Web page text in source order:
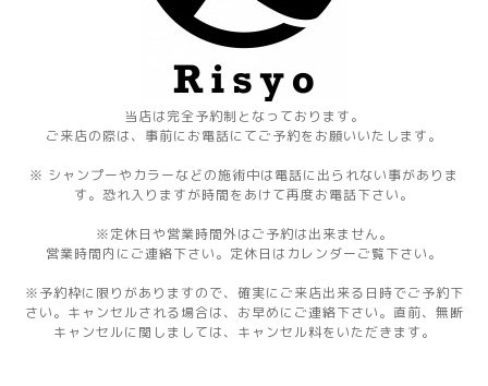
当店は完全予約制となっております。
ご来店の際は、事前にお電話にてご予約をお願いいたします。
※ シャンプーやカラーなどの施術中は電話に出られない事がありま
す。恐れ入りますが時間をあけて再度お電話下さい。
※定休日や営業時間外はご予約は出来ません。
営業時間内にご連絡下さい。定休日はカレンダーご覧下さい。
※予約枠に限りがありますので、確実にご来店出来る日時でご予約下
さい。キャンセルされる場合は、お早めにご連絡下さい。直前、無断
キャンセルに関しましては、キャンセル料をいただきます。